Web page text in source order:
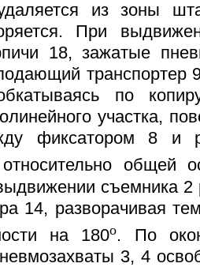
из зоны
При
18, зажатые
транспортер
по
участка,
фиксатором 8 и
общей
съемника 2
14, разворачивая
на 180o. По
3, 4